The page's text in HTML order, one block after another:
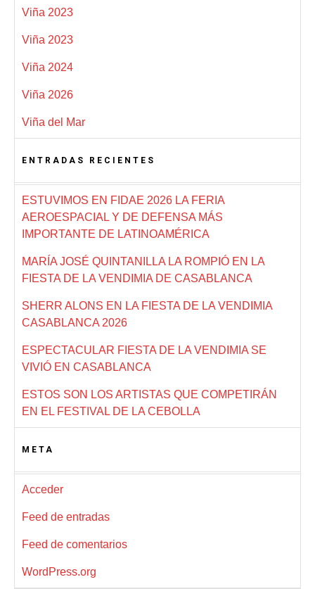
Viña 2023
Viña 2023
Viña 2024
Viña 2026
Viña del Mar
ENTRADAS RECIENTES
ESTUVIMOS EN FIDAE 2026 LA FERIA
AEROESPACIAL Y DE DEFENSA MÁS
IMPORTANTE DE LATINOAMÉRICA
MARÍA JOSÉ QUINTANILLA LA ROMPIÓ EN LA
FIESTA DE LA VENDIMIA DE CASABLANCA
SHERR ALONS EN LA FIESTA DE LA VENDIMIA
CASABLANCA 2026
ESPECTACULAR FIESTA DE LA VENDIMIA SE
VIVIÓ EN CASABLANCA
ESTOS SON LOS ARTISTAS QUE COMPETIRÁN
EN EL FESTIVAL DE LA CEBOLLA
META
Acceder
Feed de entradas
Feed de comentarios
WordPress.org